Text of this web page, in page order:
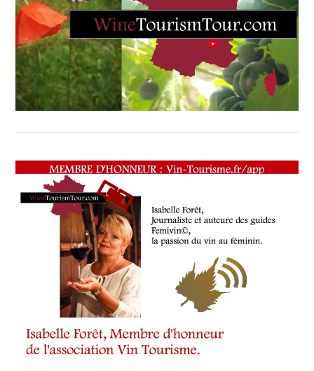
RESTAURATEUR,
CHEF,
CUISINIER,
ŒNOLOGUE,
SOMMELIER,
SALONS
INTERNATIONAUX,
VIGNOBLES
TASTING
WINE
TOURISM
FAME,
WINE
TOURISM
WINETASTINGVOUCHER.COM